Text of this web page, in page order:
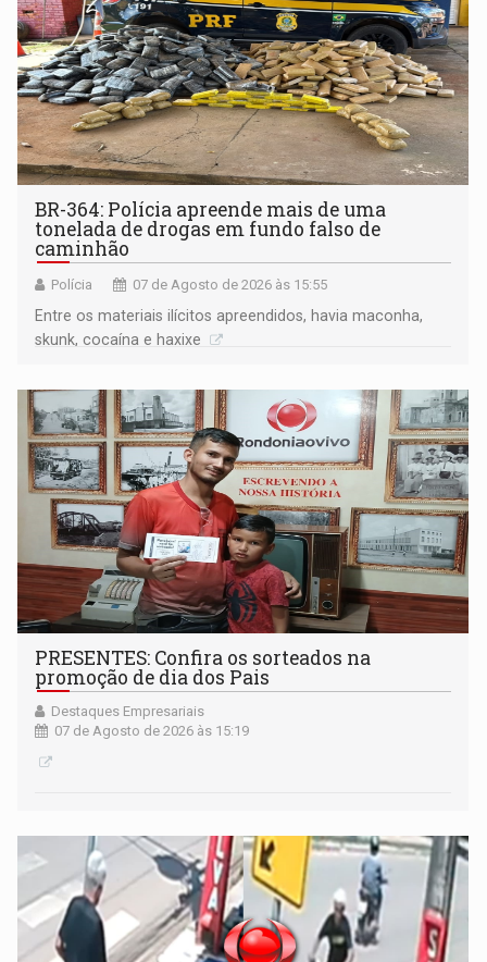
BR-364: Polícia apreende mais de uma
tonelada de drogas em fundo falso de
caminhão
Polícia 07 de Agosto de 2026 às 15:55
Entre os materiais ilícitos apreendidos, havia maconha,
skunk, cocaína e haxixe
PRESENTES: Confira os sorteados na
promoção de dia dos Pais
Destaques Empresariais
07 de Agosto de 2026 às 15:19